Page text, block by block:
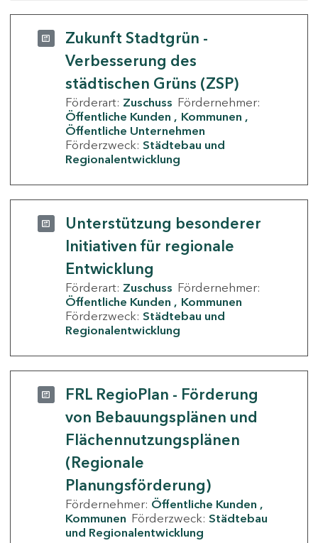
Zukunft Stadtgrün -
Verbesserung des
städtischen Grüns (ZSP)
Förderart: Zuschuss Fördernehmer:
Öffentliche Kunden
Kommunen
Öffentliche Unternehmen
Förderzweck: Städtebau und
Regionalentwicklung
Unterstützung besonderer
Initiativen für regionale
Entwicklung
Förderart: Zuschuss Fördernehmer:
Öffentliche Kunden
Kommunen
Förderzweck: Städtebau und
Regionalentwicklung
FRL RegioPlan - Förderung
von Bebauungsplänen und
Flächennutzungsplänen
(Regionale
Planungsförderung)
Fördernehmer: Öffentliche Kunden
Kommunen Förderzweck: Städtebau
und Regionalentwicklung